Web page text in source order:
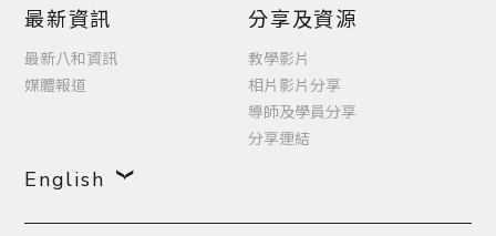
最新資訊
最新八和資訊
媒體報道
分享及資源
教學影片
相片影片分享
導師及學員分享
分享連結
English